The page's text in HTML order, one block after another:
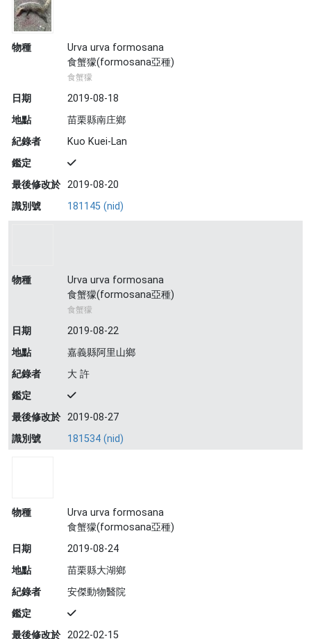
物種
Urva urva formosana
食蟹獴(formosana亞種)
食蟹獴
日期
2019-08-18
地點
苗栗縣南庄鄉
紀錄者
Kuo Kuei-Lan
鑑定
最後修改於 2019-08-20
識別號
181145 (nid)
物種
Urva urva formosana
食蟹獴(formosana亞種)
食蟹獴
日期
2019-08-22
地點
嘉義縣阿里山鄉
紀錄者
大 許
鑑定
最後修改於 2019-08-27
識別號
181534 (nid)
物種
Urva urva formosana
食蟹獴(formosana亞種)
日期
2019-08-24
地點
苗栗縣大湖鄉
紀錄者
安傑動物醫院
鑑定
最後修改於 2022-02-15